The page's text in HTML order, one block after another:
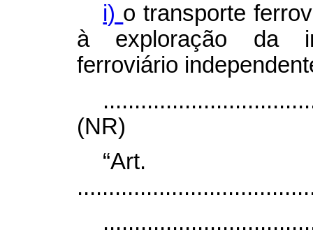
i) o transporte
à exploração da
ferroviário
(NR)